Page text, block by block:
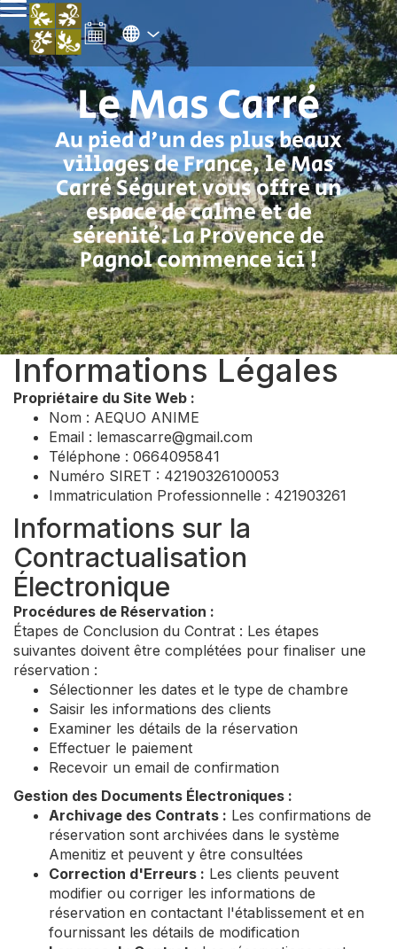
Le Mas Carré
Au pied d'un des plus beaux
villages de France, le Mas
Carré Séguret vous offre un
espace de calme et de
sérenité. La Provence de
Pagnol commence ici !
Informations Légales
Propriétaire du Site Web :
Nom : AEQUO ANIME
Email : lemascarre@gmail.com
Téléphone : 0664095841
Numéro SIRET : 42190326100053
Immatriculation Professionnelle : 421903261
Informations sur la
Contractualisation
Électronique
Procédures de Réservation :
Étapes de Conclusion du Contrat : Les étapes
suivantes doivent être complétées pour finaliser une
réservation :
Sélectionner les dates et le type de chambre
Saisir les informations des clients
Examiner les détails de la réservation
Effectuer le paiement
Recevoir un email de confirmation
Gestion des Documents Électroniques :
Archivage des Contrats : Les confirmations de
réservation sont archivées dans le système
Amenitiz et peuvent y être consultées
Correction d'Erreurs : Les clients peuvent
modifier ou corriger les informations de
réservation en contactant l'établissement et en
fournissant les détails de modification